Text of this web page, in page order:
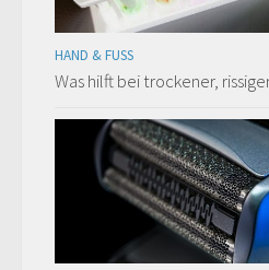
HAND & FUSS
Was hilft bei trockener,